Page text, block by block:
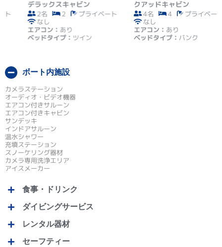
デラックスキャビン
2名 2
プライベート
なし
エアコン：あり
ベッドタイプ：ツイン
クアッドキャビン
4名 4
プライベート
なし
エアコン：あり
ベッドタイプ：バンク
ボート内施設
カメラステーション
オーディオ・ビデオ機器
エアコン付きサルーン
エアコン付きキャビン
サンデッキ
インドアサルーン
温水シャワー
充填ステーション
スノーケリング器材
カメラ専用洗浄エリア
アイスメーカー
食事・ドリンク
ダイビングサービス
レンタル器材
セーフティー